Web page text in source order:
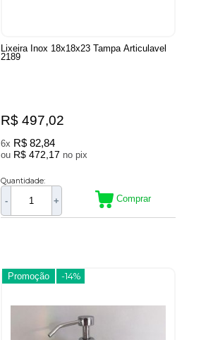
Lixeira Inox 18x18x23 Tampa Articulavel
2189
R$ 497,02
6x R$ 82,84
ou R$ 472,17 no pix
Quantidade:
- + Comprar
Promoção -14%